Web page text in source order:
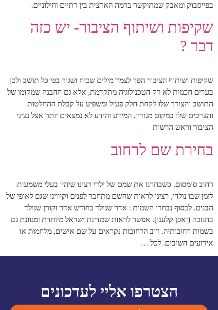
בפייסבוק ומאבק שמתוקשר ברמה הארצית בין דתיים וחילוניים.
שקיפות ושיתוף הציבור- יש כזה
דבר ?
שקיפות ושיתוף הציבור הפך לצמד מילים שכיח ושגור בפי כל תושב ולכן
בערים חכמות לא רק הטכנולוגיה מתקדמת, אלא גם ההבנה שמקומו של
התושב והצורך שלו לקחת חלק פעיל ומשפיע על קבלת ההחלטות
והצרכים שלו במקום מגוריו, המידע והידע לא נמצאים יותר אצל נציגי
הציבור וראש הרשות
בחירת שם לרחוב
רחוב סומסום. כשבחרנו את שמם של ילדי רצינו שיהיו בעלי משמעות
לזמן שבו נולדו, רצינו לראות שהשם מתחבר לפנים וקיווינו שגם לאופי של
הבנים. לבסוף נבחרו השמות : אדר שנולד בחודש אדר וקורן שנולד
בחנוכה (ואכן קלענו). אפשר לראות שמדינת ישראל מיוחדת ומגוונת גם
בשמות רחובותיה. רוב הרחובות נקראים על שם אישים, מלחמות או
אירועים חשובים. לכל …
הצטרפו אליי לעדכונים